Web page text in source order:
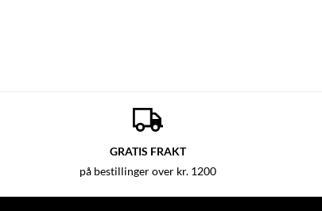
GRATIS FRAKT
på bestillinger over kr. 1200